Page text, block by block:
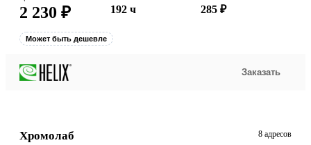
2 230 ₽ 192 ч 285 ₽
Может быть дешевле
Заказать
Хромолаб 8 адресов